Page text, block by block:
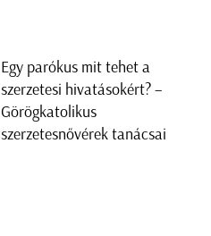
Egy parókus mit tehet a
szerzetesi hivatásokért? –
Görögkatolikus
szerzetesnővérek tanácsai